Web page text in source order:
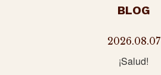
BLOG
2026.08.07
¡Salud!